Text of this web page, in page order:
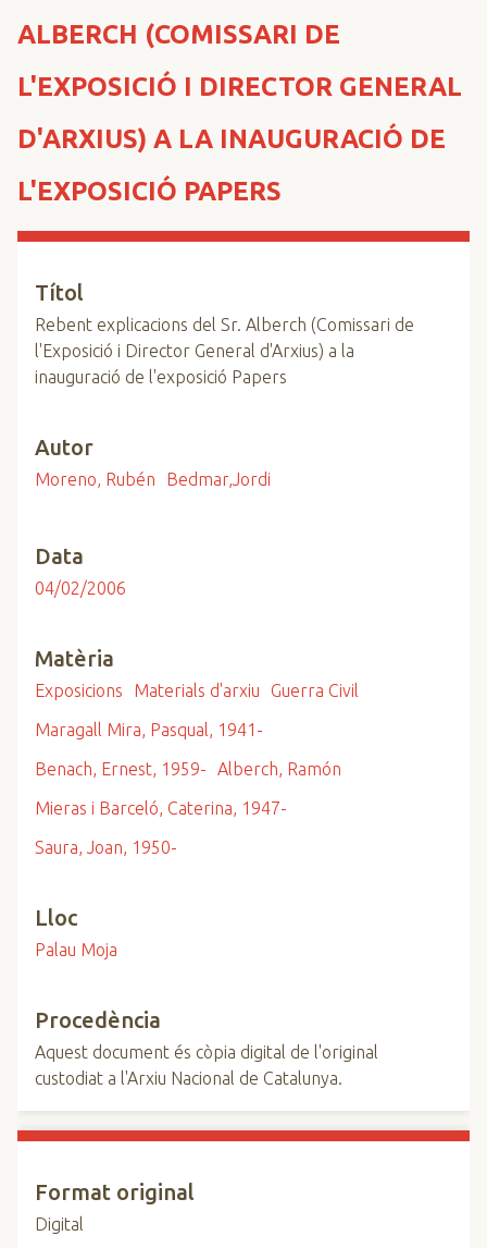
ALBERCH (COMISSARI DE
L'EXPOSICIÓ I DIRECTOR GENERAL
D'ARXIUS) A LA INAUGURACIÓ DE
L'EXPOSICIÓ PAPERS
Títol
Rebent explicacions del Sr. Alberch (Comissari de
l'Exposició i Director General d'Arxius) a la
inauguració de l'exposició Papers
Autor
Moreno, Rubén Bedmar,Jordi
Data
04/02/2006
Matèria
Exposicions Materials d'arxiu
Guerra Civil
Maragall Mira, Pasqual, 1941-
Benach, Ernest, 1959-
Alberch, Ramón
Mieras i Barceló, Caterina, 1947-
Saura, Joan, 1950-
Lloc
Palau Moja
Procedència
Aquest document és còpia digital de l'original
custodiat a l'Arxiu Nacional de Catalunya.
Format original
Digital